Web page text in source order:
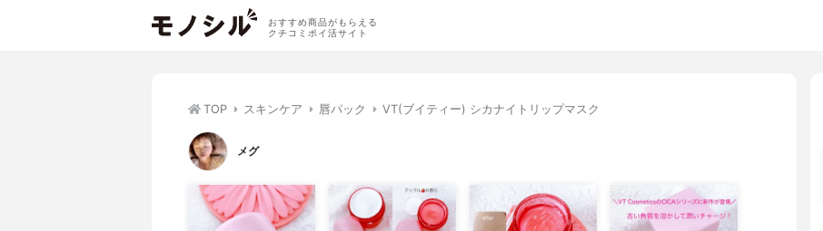
おすすめ商品がもらえる
クチコミポイ活サイト
TOP スキンケア 唇パック VT(ブイティー) シカナイトリップマスク
メグ